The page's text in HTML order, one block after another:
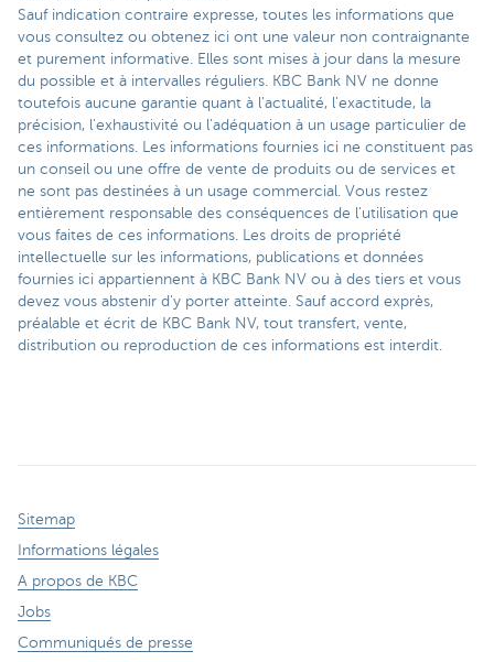
Sauf indication contraire expresse, toutes les informations que
vous consultez ou obtenez ici ont une valeur non contraignante
et purement informative. Elles sont mises à jour dans la mesure
du possible et à intervalles réguliers. KBC Bank NV ne donne
toutefois aucune garantie quant à l'actualité, l'exactitude, la
précision, l'exhaustivité ou l'adéquation à un usage particulier de
ces informations. Les informations fournies ici ne constituent pas
un conseil ou une offre de vente de produits ou de services et
ne sont pas destinées à un usage commercial. Vous restez
entièrement responsable des conséquences de l'utilisation que
vous faites de ces informations. Les droits de propriété
intellectuelle sur les informations, publications et données
fournies ici appartiennent à KBC Bank NV ou à des tiers et vous
devez vous abstenir d'y porter atteinte. Sauf accord exprès,
préalable et écrit de KBC Bank NV, tout transfert, vente,
distribution ou reproduction de ces informations est interdit.
Sitemap
Informations légales
A propos de KBC
Jobs
Communiqués de presse